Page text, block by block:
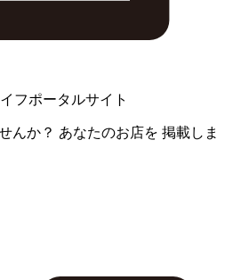
フポータルサイト
んか？ あなたのお店を 掲載しま